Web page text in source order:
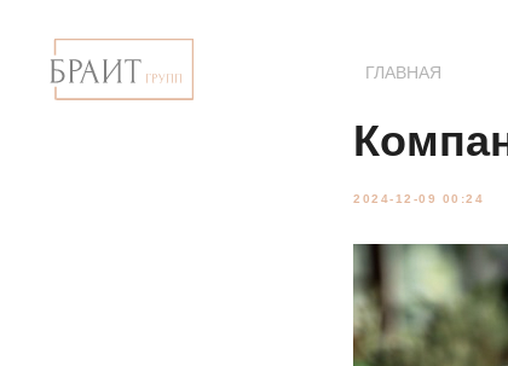
ГЛАВНАЯ
2024-12-09 00:24